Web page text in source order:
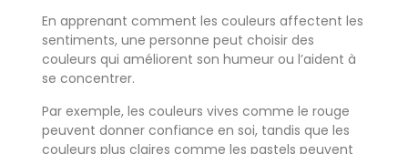
En apprenant comment les couleurs affectent les
sentiments, une personne peut choisir des
couleurs qui améliorent son humeur ou l’aident à
se concentrer.
Par exemple, les couleurs vives comme le rouge
peuvent donner confiance en soi, tandis que les
couleurs plus claires comme les pastels peuvent